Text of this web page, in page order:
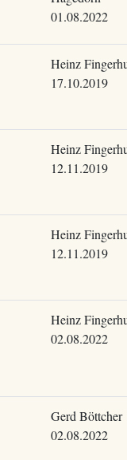
01.08.2022
Heinz
17.10.2019
Heinz
12.11.2019
Heinz
12.11.2019
Heinz
02.08.2022
Gerd Böttcher
02.08.2022